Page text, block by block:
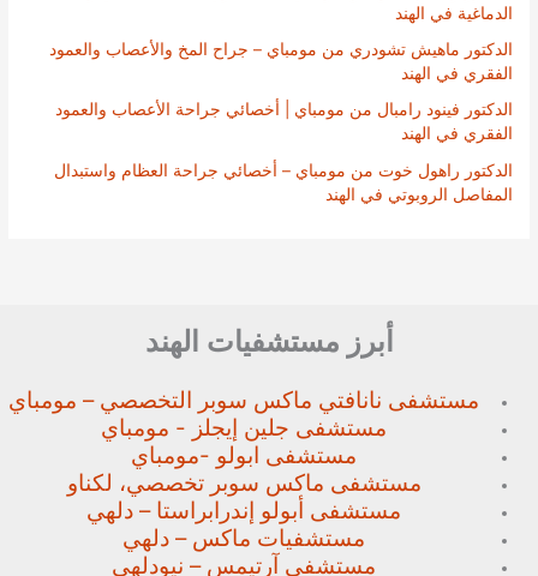
الدماغية في الهند
الدكتور ماهيش تشودري من مومباي – جراح المخ والأعصاب والعمود
الفقري في الهند
الدكتور فينود رامبال من مومباي | أخصائي جراحة الأعصاب والعمود
الفقري في الهند
الدكتور راهول خوت من مومباي – أخصائي جراحة العظام واستبدال
المفاصل الروبوتي في الهند
أبرز مستشفيات الهند
مستشفى نانافتي ماكس سوبر التخصصي – مومباي
مستشفى جلين إيجلز - مومباي
مستشفى ابولو -مومباي
مستشفى ماكس سوبر تخصصي، لكناو
مستشفى أبولو إندرابراستا – دلهي
مستشفيات ماكس – دلهي
مستشفى آرتيمس – نيودلهي